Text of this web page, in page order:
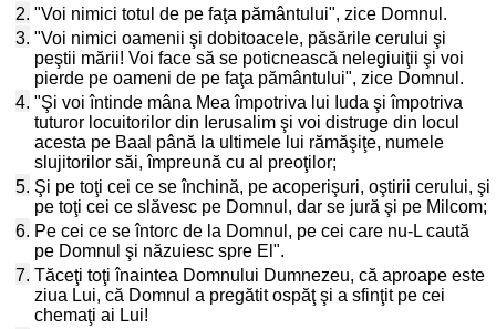
2. "Voi nimici totul de pe faţa pământului", zice Domnul.
3. "Voi nimici oamenii şi dobitoacele, păsările cerului şi
peştii mării! Voi face să se poticnească nelegiuiţii şi voi
pierde pe oameni de pe faţa pământului", zice Domnul.
4. "Şi voi întinde mâna Mea împotriva lui Iuda şi împotriva
tuturor locuitorilor din Ierusalim şi voi distruge din locul
acesta pe Baal până la ultimele lui rămăşiţe, numele
slujitorilor săi, împreună cu al preoţilor;
5. Şi pe toţi cei ce se închină, pe acoperişuri, oştirii cerului, şi
pe toţi cei ce slăvesc pe Domnul, dar se jură şi pe Milcom;
6. Pe cei ce se întorc de la Domnul, pe cei care nu-L caută
pe Domnul şi năzuiesc spre El".
7. Tăceţi toţi înaintea Domnului Dumnezeu, că aproape este
ziua Lui, că Domnul a pregătit ospăţ şi a sfinţit pe cei
chemaţi ai Lui!